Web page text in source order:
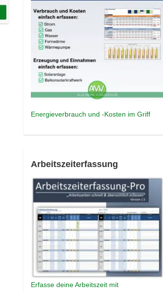
Energieverbrauch und -Kosten im Griff
Arbeitszeiterfassung
Erfasse deine Arbeitszeit mit